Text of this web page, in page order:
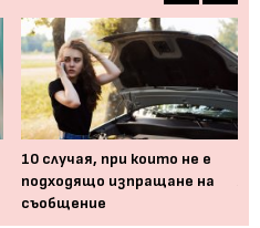
10 случая, при които не е
подходящо изпращане на
съобщение